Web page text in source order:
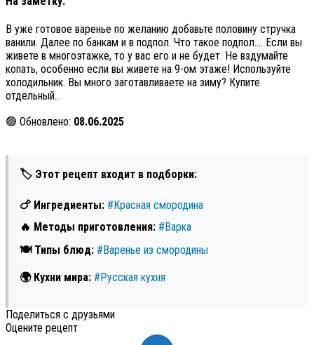
В уже готовое варенье по желанию добавьте половину стручка
ванили. Далее по банкам и в подпол. Что такое подпол…. Если вы
живете в многоэтажке, то у вас его и не будет. Не вздумайте
копать, особенно если вы живете на 9-ом этаже! Используйте
холодильник. Вы много заготавливаете на зиму? Купите
отдельный…
🟢 Обновлено: 08.06.2025
🏷 Этот рецепт входит в подборки:
🍗 Ингредиенты: #Красная смородина
🔥 Методы приготовления: #Варка
🍽 Типы блюд: #Варенье из смородины
🌍 Кухни мира: #Русская кухня
Поделиться с друзьями
Оцените рецепт